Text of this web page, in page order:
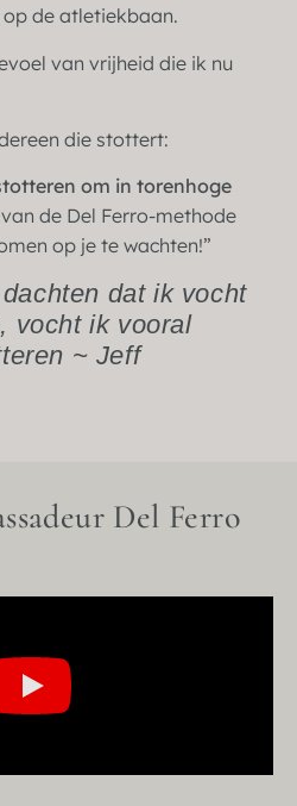
de atletiekbaan.
van vrijheid die ik nu
die stottert:
om in torenhoge
de Del Ferro-methode
op je te wachten!”
dat ik vocht
vocht ik vooral
~ Jeff
Del Ferro